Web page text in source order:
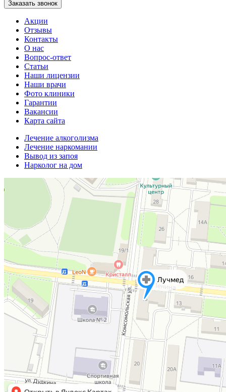
Заказать звонок
Акции
Отзывы
Контакты
О нас
Вопрос-ответ
Статьи
Наши лицензии
Наши врачи
Фото клиники
Гарантии
Вакансии
Карта сайта
Лечение алкоголизма
Лечение наркомании
Вывод из запоя
Нарколог на дом